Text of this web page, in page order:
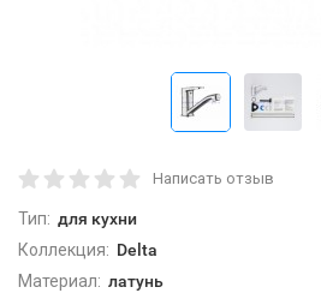
Написать отзыв
Тип: для кухни
Коллекция: Delta
Материал: латунь